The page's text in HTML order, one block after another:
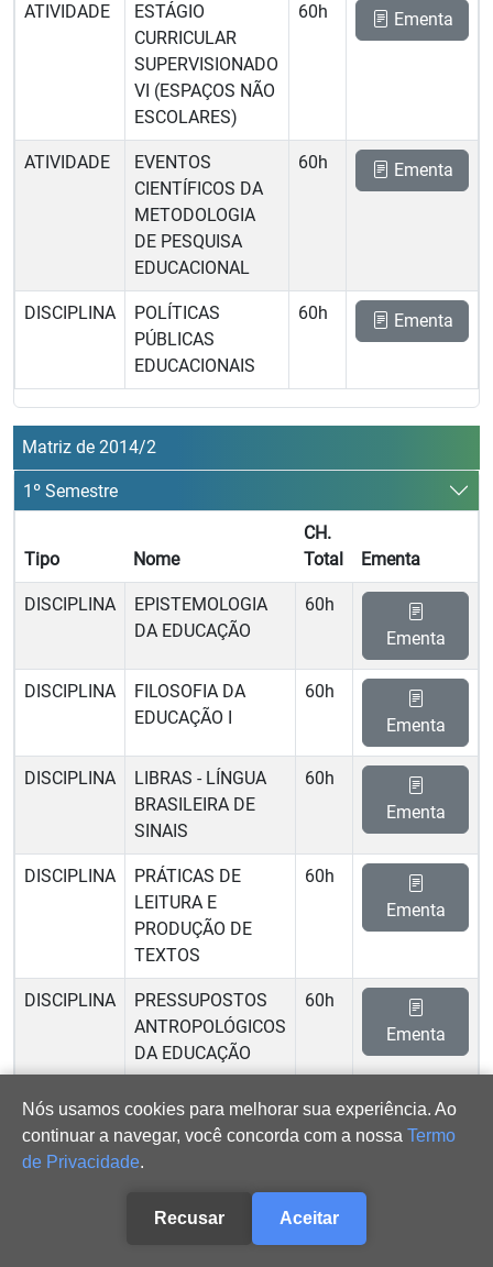
ATIVIDADE
ESTÁGIO
CURRICULAR
SUPERVISIONADO
VI (ESPAÇOS NÃO
ESCOLARES)
60h Ementa
ATIVIDADE
EVENTOS
CIENTÍFICOS DA
METODOLOGIA
DE PESQUISA
EDUCACIONAL
60h Ementa
DISCIPLINA
POLÍTICAS
PÚBLICAS
EDUCACIONAIS
60h Ementa
Matriz de 2014/2
1º Semestre
Tipo Nome
CH.
Total
Ementa
DISCIPLINA
EPISTEMOLOGIA
DA EDUCAÇÃO
60h
Ementa
DISCIPLINA
FILOSOFIA DA
EDUCAÇÃO I
60h
Ementa
DISCIPLINA
LIBRAS - LÍNGUA
BRASILEIRA DE
SINAIS
60h
Ementa
DISCIPLINA
PRÁTICAS DE
LEITURA E
PRODUÇÃO DE
TEXTOS
60h
Ementa
DISCIPLINA
PRESSUPOSTOS
ANTROPOLÓGICOS
DA EDUCAÇÃO
60h
Ementa
DISCIPLINA
SOCIOLOGIA DA
EDUCAÇÃO I
Ementa
CH.
Nós usamos cookies para melhorar sua experiência. Ao
continuar a navegar, você concorda com a nossa Termo
de Privacidade.
Recusar Aceitar